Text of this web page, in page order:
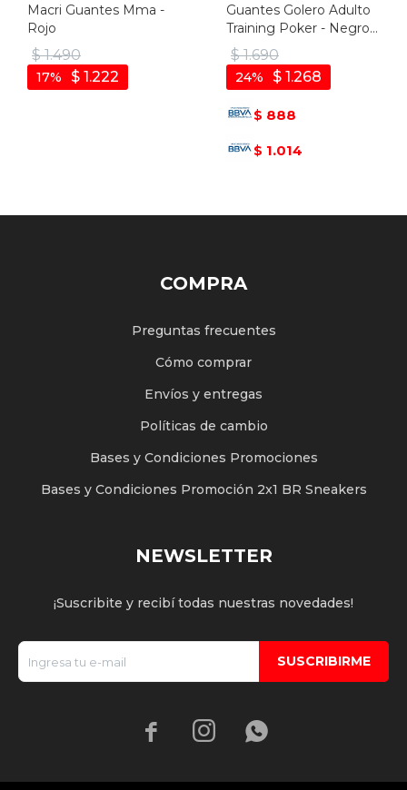
Macri Guantes Mma -
Rojo
$ 1.490
$ 1.222
17
Guantes Golero Adulto
Training Poker - Negro-
naranja
$ 1.690
$ 1.268
24
$ 888
$ 1.014
COMPRA
Preguntas frecuentes
Cómo comprar
Envíos y entregas
Políticas de cambio
Bases y Condiciones Promociones
Bases y Condiciones Promoción 2x1 BR Sneakers
NEWSLETTER
¡Suscribite y recibí todas nuestras novedades!
SUSCRIBIRME
  